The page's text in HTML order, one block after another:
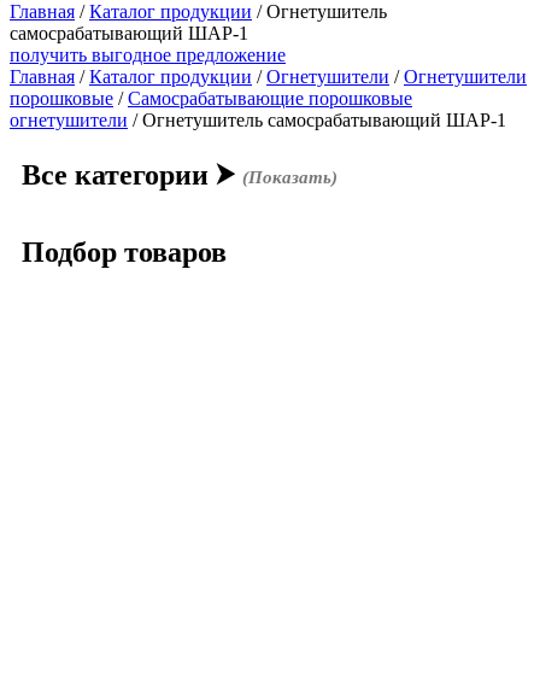
Главная /Каталог продукции /Огнетушитель
самосрабатывающий ШАР-1
получить выгодное предложение
Главная /Каталог продукции /Огнетушители /Огнетушители
порошковые /Самосрабатывающие порошковые
огнетушители / Огнетушитель самосрабатывающий ШАР-1
Все категории ⮞ (Показать)
Подбор товаров